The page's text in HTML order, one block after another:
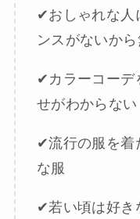
✔︎おしゃれな人
ンスがないから
✔︎カラーコーデ
せがわからない
✔︎流行の服を着
な服
✔︎若い頃は好き